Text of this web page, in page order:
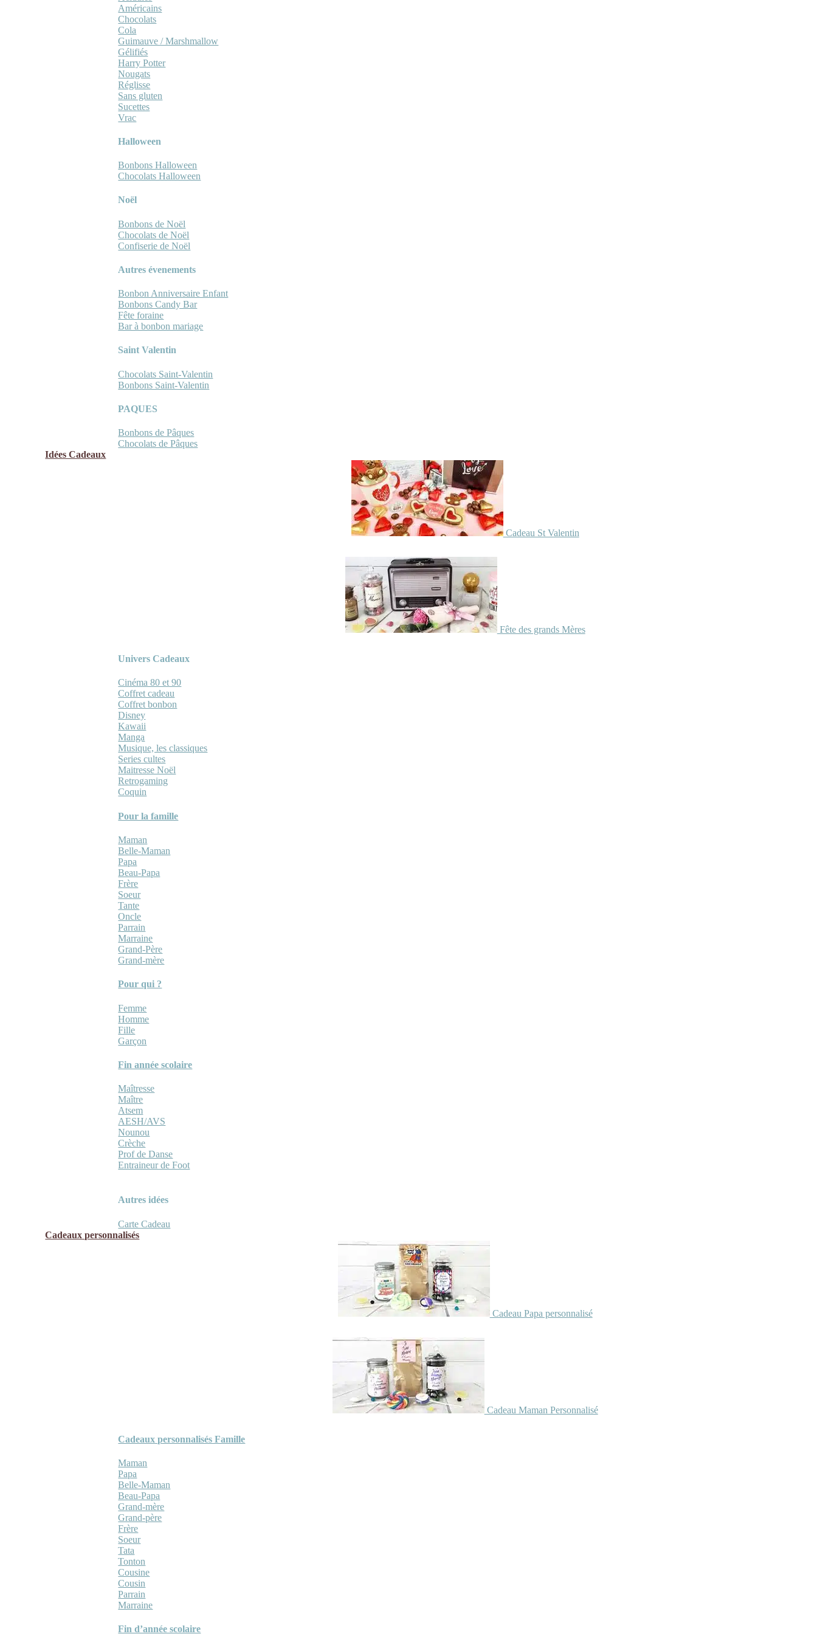
Américains
Chocolats
Cola
Guimauve / Marshmallow
Gélifiés
Harry Potter
Nougats
Réglisse
Sans gluten
Sucettes
Vrac
Halloween
Bonbons Halloween
Chocolats Halloween
Noël
Bonbons de Noël
Chocolats de Noël
Confiserie de Noël
Autres évenements
Bonbon Anniversaire Enfant
Bonbons Candy Bar
Fête foraine
Bar à bonbon mariage
Saint Valentin
Chocolats Saint-Valentin
Bonbons Saint-Valentin
PAQUES
Bonbons de Pâques
Chocolats de Pâques
Idées Cadeaux
Cadeau St Valentin
Fête des grands Mères
Univers Cadeaux
Cinéma 80 et 90
Coffret cadeau
Coffret bonbon
Disney
Kawaii
Manga
Musique, les classiques
Series cultes
Maitresse Noël
Retrogaming
Coquin
Pour la famille
Maman
Belle-Maman
Papa
Beau-Papa
Frère
Soeur
Tante
Oncle
Parrain
Marraine
Grand-Père
Grand-mère
Pour qui ?
Femme
Homme
Fille
Garçon
Fin année scolaire
Maîtresse
Maître
Atsem
AESH/AVS
Nounou
Crèche
Prof de Danse
Entraineur de Foot
Autres idées
Carte Cadeau
Cadeaux personnalisés
Cadeau Papa personnalisé
Cadeau Maman Personnalisé
Cadeaux personnalisés Famille
Maman
Papa
Belle-Maman
Beau-Papa
Grand-mère
Grand-père
Frère
Soeur
Tata
Tonton
Cousine
Cousin
Parrain
Marraine
Fin d’année scolaire